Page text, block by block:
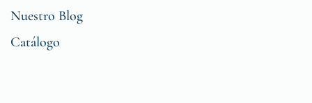
Nuestro Blog
Catálogo